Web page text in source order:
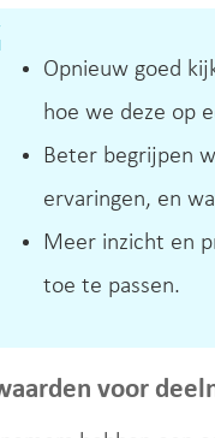
Opnieuw goed
hoe we deze op
Beter begrijpen
ervaringen, en
Meer inzicht en
toe te passen.
voor